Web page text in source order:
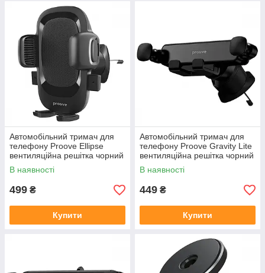
Автомобільний тримач для
телефону Proove Ellipse
вентиляційна решітка чорний
В наявності
499 ₴
Купити
Автомобільний тримач для
телефону Proove Gravity Lite
вентиляційна решітка чорний
В наявності
449 ₴
Купити